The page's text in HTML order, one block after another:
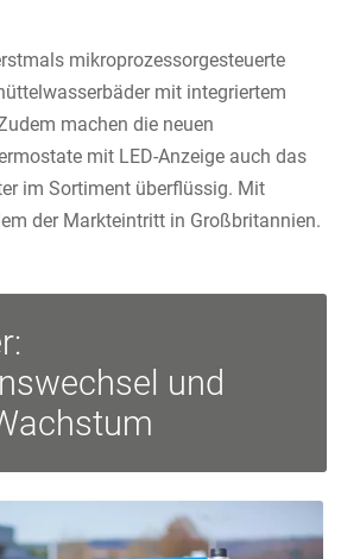
mikroprozessorgesteuerte
mit integriertem
machen die neuen
mit LED-Anzeige auch das
im Sortiment überflüssig. Mit
der Markteintritt in Großbritannien.
und